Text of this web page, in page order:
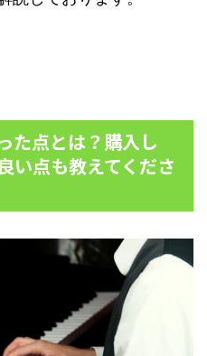
た点とは？購入し
い点も教えてくださ